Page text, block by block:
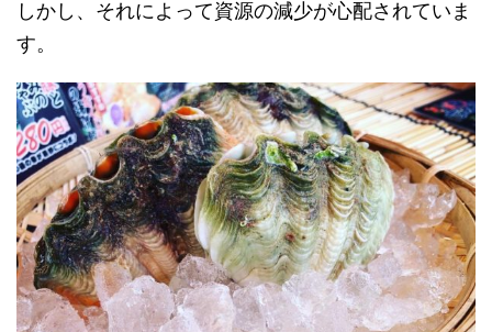
しかし、それによって資源の減少が心配されていま
す。